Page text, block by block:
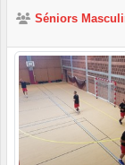
Séniors